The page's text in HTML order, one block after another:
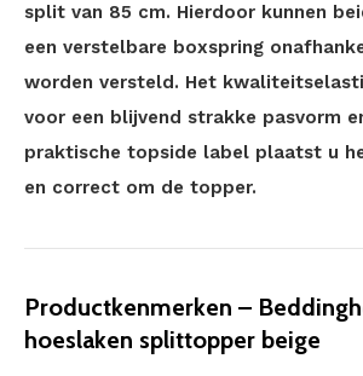
split van 85 cm. Hierdoor kunnen
een verstelbare boxspring
worden versteld. Het
voor een blijvend strakke pasvorm
praktische topside label plaatst u
en correct om de topper.
Productkenmerken –
hoeslaken splittopper beige